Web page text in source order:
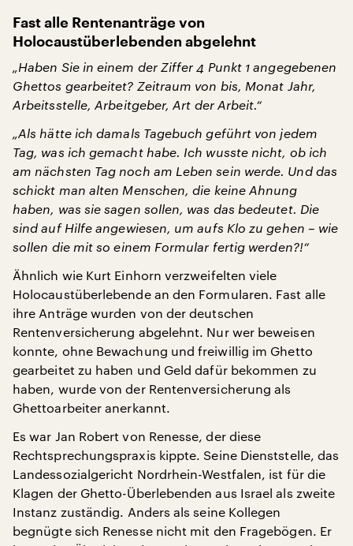
Fast alle Rentenanträge von
Holocaustüberlebenden abgelehnt
„Haben Sie in einem der Ziffer 4 Punkt 1 angegebenen
Ghettos gearbeitet? Zeitraum von bis, Monat Jahr,
Arbeitsstelle, Arbeitgeber, Art der Arbeit.“
„Als hätte ich damals Tagebuch geführt von jedem
Tag, was ich gemacht habe. Ich wusste nicht, ob ich
am nächsten Tag noch am Leben sein werde. Und das
schickt man alten Menschen, die keine Ahnung
haben, was sie sagen sollen, was das bedeutet. Die
sind auf Hilfe angewiesen, um aufs Klo zu gehen – wie
sollen die mit so einem Formular fertig werden?!“
Ähnlich wie Kurt Einhorn verzweifelten viele
Holocaustüberlebende an den Formularen. Fast alle
ihre Anträge wurden von der deutschen
Rentenversicherung abgelehnt. Nur wer beweisen
konnte, ohne Bewachung und freiwillig im Ghetto
gearbeitet zu haben und Geld dafür bekommen zu
haben, wurde von der Rentenversicherung als
Ghettoarbeiter anerkannt.
Es war Jan Robert von Renesse, der diese
Rechtsprechungspraxis kippte. Seine Dienststelle, das
Landessozialgericht Nordrhein-Westfalen, ist für die
Klagen der Ghetto-Überlebenden aus Israel als zweite
Instanz zuständig. Anders als seine Kollegen
begnügte sich Renesse nicht mit den Fragebögen. Er